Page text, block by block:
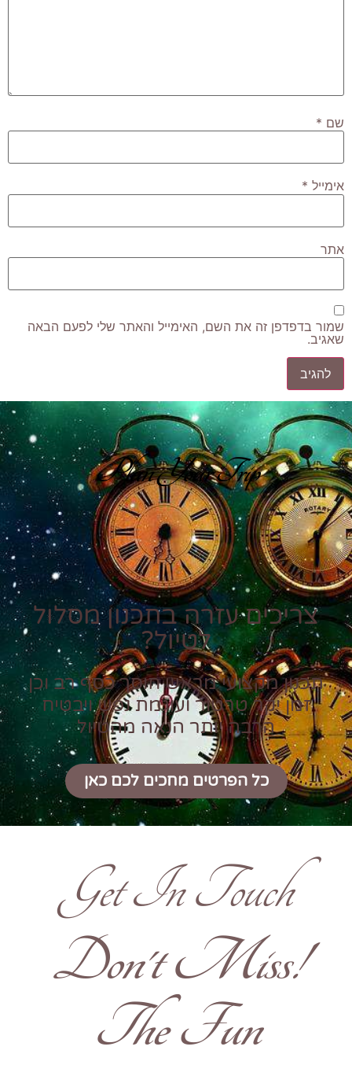
שם *
אימייל *
אתר
שמור בדפדפן זה את השם, האימייל והאתר שלי לפעם הבאה
שאגיב.
Plan Your Trip
צריכים עזרה בתכנון מסלול
לטיול?
תכנון מקצועי מראש חוסך כסף רב וכן
זמן יקר טרטור ועוגמת נפש ויבטיח
הרבה יותר הנאה מהטיול
כל הפרטים מחכים לכם כאן
Get In Touch
!Don't Miss
The Fun